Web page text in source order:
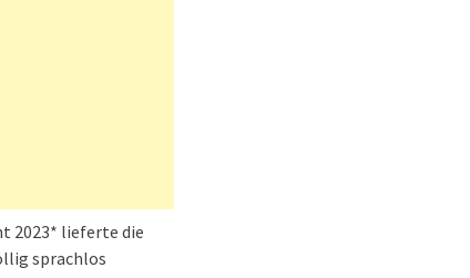
2023* lieferte die
sprachlos